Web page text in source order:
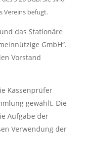
Vereins befugt.
das Stationäre
GmbH“.
Vorstand
Kassenprüfer
gewählt. Die
Aufgabe der
Verwendung der